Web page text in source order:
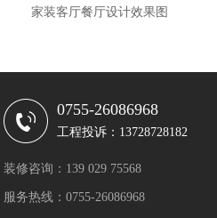
家装客厅餐厅设计效果图
0755-26086968
工程投诉：13728728182
装修咨询：139 029 75568
服务热线：0755-26086968